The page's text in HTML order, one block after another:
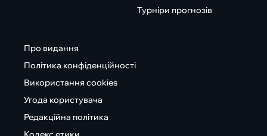
Турніри прогнозів
Про видання
Політика конфіденційності
Використання cookies
Угода користувача
Редакційна політика